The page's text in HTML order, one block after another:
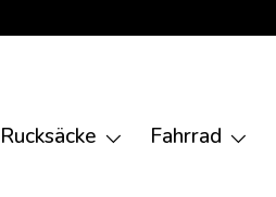
Rucksäcke Fahrrad